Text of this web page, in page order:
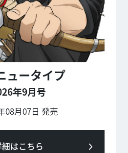
ュータイプ
年9月号
08月07日 発売
はこちら